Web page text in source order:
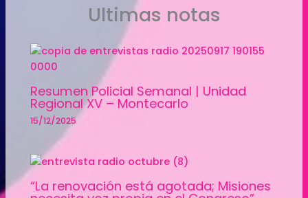
Ultimas notas
Resumen Policial Semanal | Unidad
Regional XV – Montecarlo
15/12/2025
“La renovación está agotada; Misiones